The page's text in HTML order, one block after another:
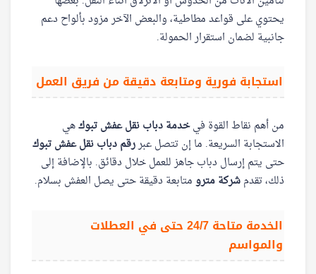
يحتوي على قواعد مطاطية، والبعض الآخر مزود بألواح دعم
جانبية لضمان استقرار الحمولة.
استجابة فورية ومتابعة دقيقة من فريق العمل
من أهم نقاط القوة فيخدمة دباب نقل عفش تبوكهي
الاستجابة السريعة. ما إن تتصل عبررقم دباب نقل عفش تبوك
حتى يتم إرسال دباب جاهز للعمل خلال دقائق. بالإضافة إلى
ذلك، تقدمشركة مترومتابعة دقيقة حتى يصل العفش بسلام.
الخدمة متاحة 24/7 حتى في العطلات
والمواسم